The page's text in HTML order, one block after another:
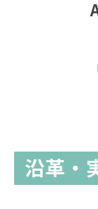
沿革・